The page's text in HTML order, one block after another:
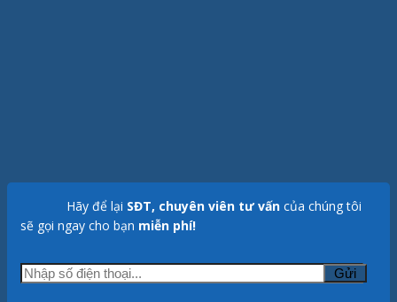
Hãy để lại SĐT, chuyên viên tư vấn của chúng tôi
sẽ gọi ngay cho bạn miễn phí!